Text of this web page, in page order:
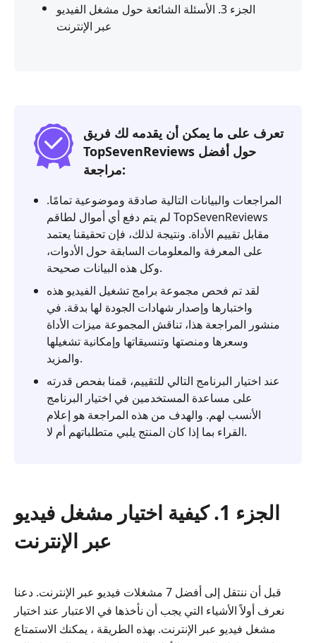
الجزء 3. الأسئلة الشائعة حول مشغل الفيديو
عبر الإنترنت
تعرف على ما يمكن أن يقدمه لك فريق
TopSevenReviews حول أفضل
مراجعة:
المراجعات والبيانات التالية صادقة وموضوعية تمامًا.
لم يتم دفع أي أموال لطاقم TopSevenReviews
مقابل تقييم الأداة. ونتيجة لذلك، فإن تحقيقنا يعتمد
على المعرفة والمعلومات السابقة حول الأدوات،
وكل هذه البيانات صحيحة.
لقد تم فحص مجموعة برامج تشغيل الفيديو هذه
واختبارها وإصدار شهادات الجودة لها بدقة. في
منشور المراجعة هذا، تناقش المجموعة ميزات الأداة
وسعرها ومنصتها وتنسيقاتها وإمكانية تشغيلها
والمزيد.
عند اختيار البرنامج التالي للتقييم، قمنا بفحص قدرته
على مساعدة المستخدمين في اختيار البرنامج
الأنسب لهم. والهدف من هذه المراجعة هو إعلام
القراء بما إذا كان المنتج يلبي متطلباتهم أم لا.
الجزء 1. كيفية اختيار مشغل فيديو
عبر الإنترنت
قبل أن ننتقل إلى أفضل 7 مشغلات فيديو عبر الإنترنت. دعنا
نعرف أولاً الأشياء التي يجب أن نأخذها في الاعتبار عند اختيار
مشغل فيديو عبر الإنترنت. بهذه الطريقة ، يمكنك الاستمتاع